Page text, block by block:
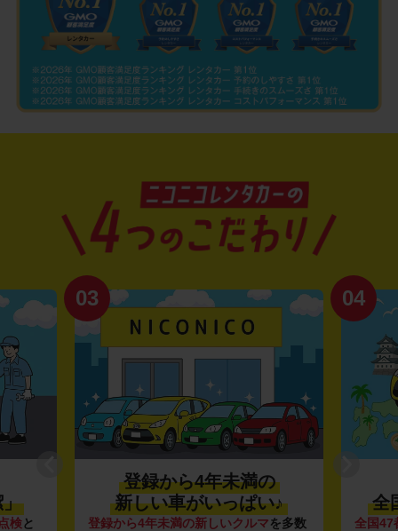
」
検と
03
登録から4年未満の
新しい車がいっぱい♪
登録から4年未満の新しいクルマを多数
04
全
全国47